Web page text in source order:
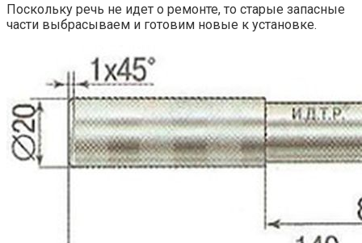
Поскольку речь не идет о ремонте, то старые запасные
части выбрасываем и готовим новые к установке.